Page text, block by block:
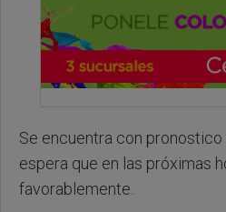
Se encuentra con pronostico
espera que en las próximas
favorablemente.